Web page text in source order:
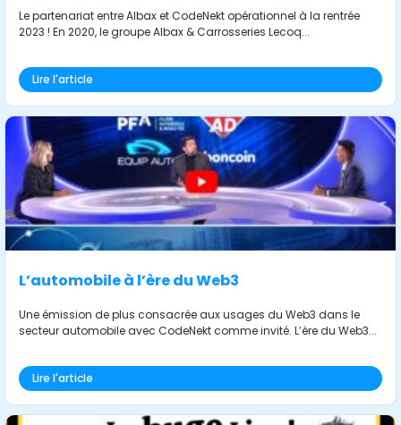
Le partenariat entre Albax et CodeNekt opérationnel à la rentrée
2023 ! En 2020, le groupe Albax & Carrosseries Lecoq...
Lire l'article
L’automobile à l’ère du Web3
Une émission de plus consacrée aux usages du Web3 dans le
secteur automobile avec CodeNekt comme invité. L’ère du Web3...
Lire l'article